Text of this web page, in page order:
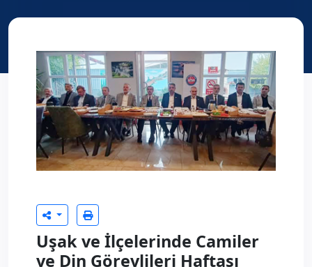
Uşak ve İlçelerinde Camiler
ve Din Görevlileri Haftası